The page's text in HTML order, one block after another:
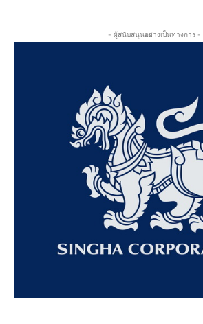
- ผู้สนับสนุนอย่างเป็นทางการ -